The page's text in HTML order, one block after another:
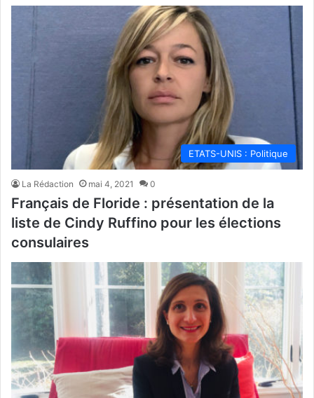
ETATS-UNIS : Politique
La Rédaction mai 4, 2021 0
Français de Floride : présentation de la
liste de Cindy Ruffino pour les élections
consulaires